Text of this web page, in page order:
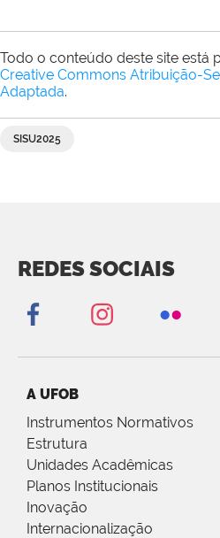
Todo o conteúdo deste site está
Creative Commons Atribuição-
Adaptada.
SISU2025
REDES SOCIAIS
A UFOB
Instrumentos Normativos
Estrutura
Unidades Acadêmicas
Planos Institucionais
Inovação
Internacionalização